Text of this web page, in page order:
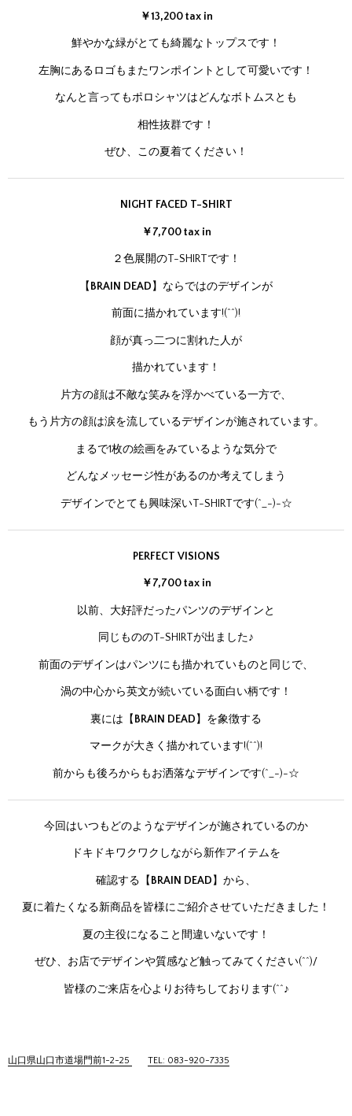
￥13,200 tax in
鮮やかな緑がとても綺麗なトップスです！
左胸にあるロゴもまたワンポイントとして可愛いです！
なんと言ってもポロシャツはどんなボトムスとも
相性抜群です！
ぜひ、この夏着てください！
NIGHT FACED T-SHIRT
￥7,700 tax in
２色展開のT-SHIRTです！
【BRAIN DEAD】ならではのデザインが
前面に描かれています!(^^)!
顔が真っ二つに割れた人が
描かれています！
片方の顔は不敵な笑みを浮かべている一方で、
もう片方の顔は涙を流しているデザインが施されています。
まるで1枚の絵画をみているような気分で
どんなメッセージ性があるのか考えてしまう
デザインでとても興味深いT-SHIRTです(^_-)-☆
PERFECT VISIONS
￥7,700 tax in
以前、大好評だったパンツのデザインと
同じもののT-SHIRTが出ました♪
前面のデザインはパンツにも描かれていものと同じで、
渦の中心から英文が続いている面白い柄です！
裏には【BRAIN DEAD】を象徴する
マークが大きく描かれています!(^^)!
前からも後ろからもお洒落なデザインです(^_-)-☆
今回はいつもどのようなデザインが施されているのか
ドキドキワクワクしながら新作アイテムを
確認する【BRAIN DEAD】から、
夏に着たくなる新商品を皆様にご紹介させていただきました！
夏の主役になること間違いないです！
ぜひ、お店でデザインや質感など触ってみてください(^^)/
皆様のご来店を心よりお待ちしております(^^♪
山口県山口市道場門前1-2-25 TEL: 083-920-7335